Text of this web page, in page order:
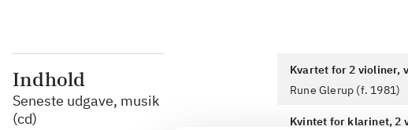
Indhold
Seneste udgave, musik
(cd)
Kvartet for 2 violiner,
Rune Glerup (f. 1981)
Kvintet for klarinet, 2